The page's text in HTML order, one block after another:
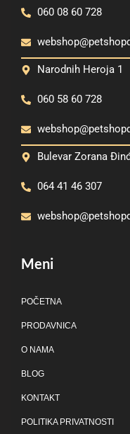
060 08 60 728
Narodnih Heroja 1
060 58 60 728
Bulevar Zorana
064 41 46 307
Meni
POČETNA
PRODAVNICA
O NAMA
BLOG
KONTAKT
POLITIKA PRIVATNOSTI